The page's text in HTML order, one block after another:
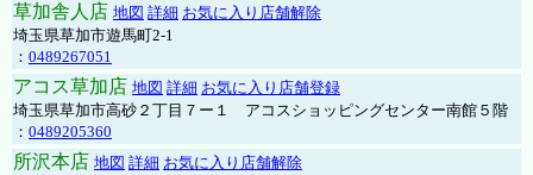
草加舎人店 地図 詳細 お気に入り店舗解除
埼玉県草加市遊馬町2-1
： 0489267051
アコス草加店 地図 詳細 お気に入り店舗登録
埼玉県草加市高砂２丁目７ー１ アコスショッピングセンター南館５階
： 0489205360
所沢本店 地図 詳細 お気に入り店舗解除